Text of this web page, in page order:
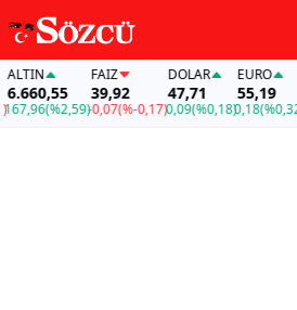
(%2,59)
FAİZ
39,92
-0,07(%-0,17)
DOLAR
47,71
0,09(%0,18)
EURO
55,19
0,18(%0,32)